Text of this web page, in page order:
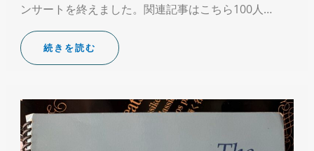
ンサートを終えました。関連記事はこちら100人…
続きを読む